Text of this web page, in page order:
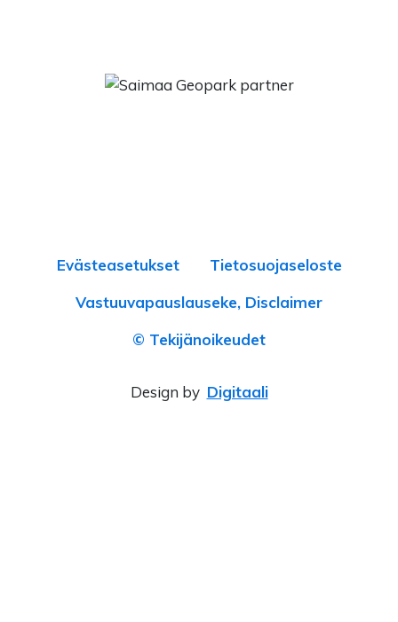
Evästeasetukset
Tietosuojaseloste
Vastuuvapauslauseke, Disclaimer
© Tekijänoikeudet
Design by Digitaali